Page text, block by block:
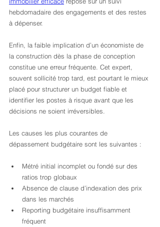
hebdomadaire des engagements et des restes
à dépenser.
Enfin, la faible implication d’un économiste de
la construction dès la phase de conception
constitue une erreur fréquente. Cet expert,
souvent sollicité trop tard, est pourtant le mieux
placé pour structurer un budget fiable et
identifier les postes à risque avant que les
décisions ne soient irréversibles.
Les causes les plus courantes de
dépassement budgétaire sont les suivantes :
Métré initial incomplet ou fondé sur des
ratios trop globaux
Absence de clause d’indexation des prix
dans les marchés
Reporting budgétaire insuffisamment
fréquent